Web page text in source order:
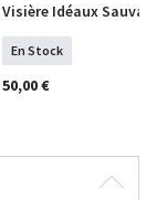
Visière Idéaux
En Stock
50,00 €